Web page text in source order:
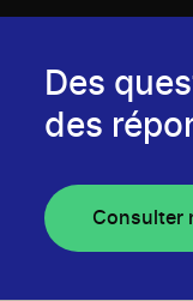
Des
des
Consulter